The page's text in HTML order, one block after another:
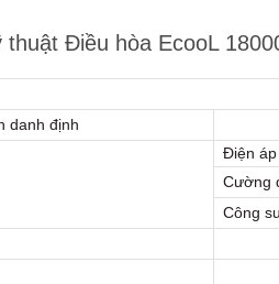
thuật Điều hòa EcooL
danh định
Điện áp
Cường
Công